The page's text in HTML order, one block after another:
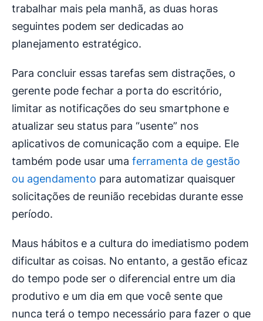
trabalhar mais pela manhã, as duas horas
seguintes podem ser dedicadas ao
planejamento estratégico.
Para concluir essas tarefas sem distrações, o
gerente pode fechar a porta do escritório,
limitar as notificações do seu smartphone e
atualizar seu status para “usente” nos
aplicativos de comunicação com a equipe. Ele
também pode usar uma ferramenta de gestão
ou agendamento para automatizar quaisquer
solicitações de reunião recebidas durante esse
período.
Maus hábitos e a cultura do imediatismo podem
dificultar as coisas. No entanto, a gestão eficaz
do tempo pode ser o diferencial entre um dia
produtivo e um dia em que você sente que
nunca terá o tempo necessário para fazer o que